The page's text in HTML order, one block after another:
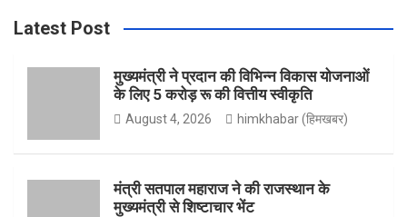
e t
a
t
t
T
c
Latest Post
मुख्यमंत्री ने प्रदान की विभिन्न विकास योजनाओं
के लिए 5 करोड़ रू की वित्तीय स्वीकृति
August 4, 2026 himkhabar (हिमखबर)
मंत्री सतपाल महाराज ने की राजस्थान के
मुख्यमंत्री से शिष्टाचार भेंट